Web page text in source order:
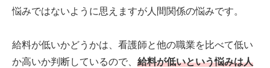
悩みではないように思えますが人間関係の悩みです。
給料が低いかどうかは、看護師と他の職業を比べて低い
か高いか判断しているので、 給料が低いという悩みは人